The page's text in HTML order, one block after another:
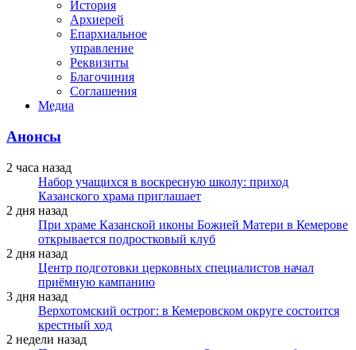
История
Архиерей
Епархиальное
управление
Реквизиты
Благочиния
Соглашения
Медиа
Анонсы
2 часа назад
Набор учащихся в воскресную школу: приход
Казанского храма приглашает
2 дня назад
При храме Казанской иконы Божией Матери в Кемерове
открывается подростковый клуб
2 дня назад
Центр подготовки церковных специалистов начал
приёмную кампанию
3 дня назад
Верхотомский острог: в Кемеровском округе состоится
крестный ход
2 недели назад